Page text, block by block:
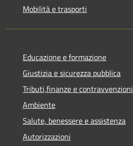
Mobilità e trasporti
Educazione e formazione
Giustizia e sicurezza pubblica
Tributi,finanze e contravvenzioni
Ambiente
Salute, benessere e assistenza
Autorizzazioni